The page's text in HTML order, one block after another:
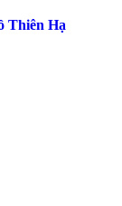
Thiên Hạ